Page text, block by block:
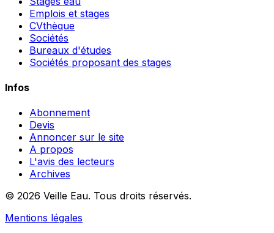
Emplois et stages
CVthèque
Sociétés
Bureaux d'études
Sociétés proposant des stages
Infos
Abonnement
Devis
Annoncer sur le site
A propos
L'avis des lecteurs
Archives
© 2026 Veille Eau. Tous droits réservés.
Mentions légales